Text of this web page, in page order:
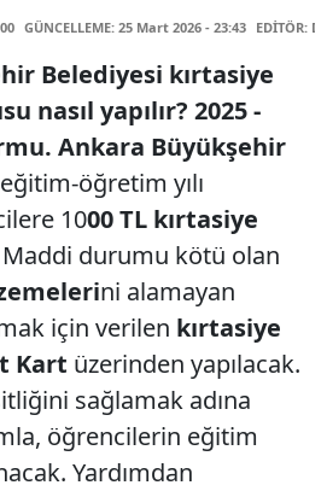
GÜNCELLEME: 25 Mart 2026 - 23:43 EDİTÖR:
Belediyesi kırtasiye
nasıl yapılır? 2025 -
Ankara Büyükşehir
öğretim yılı
1000 TL kırtasiye
Maddi durumu kötü olan
ni alamayan
için verilen kırtasiye
Kart üzerinden yapılacak.
sağlamak adına
öğrencilerin eğitim
Yardımdan